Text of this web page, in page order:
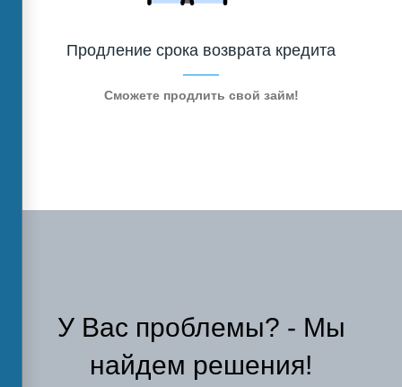
Продление срока возврата кредита
Сможете продлить свой займ!
У Вас проблемы? - Мы
найдем решения!